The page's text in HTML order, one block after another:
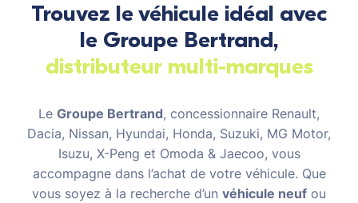
Trouvez le véhicule idéal avec
le Groupe Bertrand,
distributeur multi-marques
Le Groupe Bertrand, concessionnaire Renault,
Dacia, Nissan, Hyundai, Honda, Suzuki, MG Motor,
Isuzu, X-Peng et Omoda & Jaecoo, vous
accompagne dans l’achat de votre véhicule. Que
vous soyez à la recherche d’un véhicule neuf ou